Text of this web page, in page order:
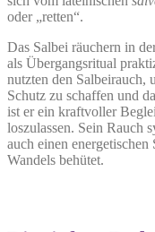
oder „retten“.
Das Salbei räuchern in
als Übergangsritual
nutzten den Salbeirauch,
Schutz zu schaffen und
ist er ein kraftvoller
loszulassen. Sein Rauch
auch einen
Wandels behütet.